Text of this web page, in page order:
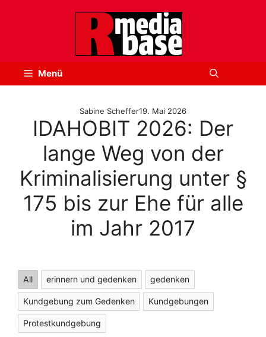
Menü
Sabine Scheffer19. Mai 2026
IDAHOBIT 2026: Der
lange Weg von der
Kriminalisierung unter §
175 bis zur Ehe für alle
im Jahr 2017
All erinnern und gedenken gedenken
Kundgebung zum Gedenken Kundgebungen
Protestkundgebung